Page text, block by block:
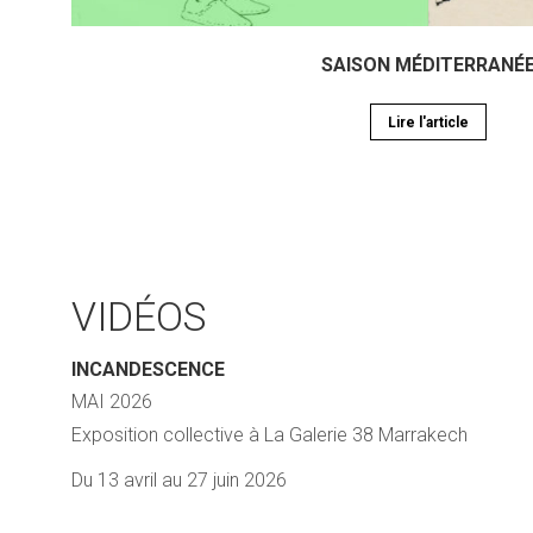
SAISON
Lire l'article
VIDÉOS
INCANDESCENCE
MAI 2026
Exposition collective à La Galerie 38 Marrakech
Du 13 avril au 27 juin 2026